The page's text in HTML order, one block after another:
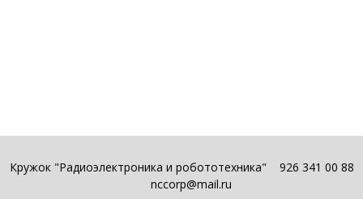
Кружок "Радиоэлектроника и робототехника"
926 341 00 88
nccorp@mail.ru